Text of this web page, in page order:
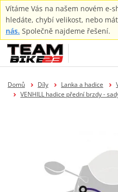
Vítáme Vás na našem novém e-
hledáte, chybí velikost, nebo
nás. Společně najdeme řešení.
Domů Díly Lanka a hadice
VENHILL hadice přední brzdy -